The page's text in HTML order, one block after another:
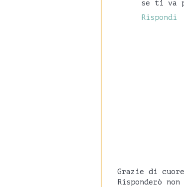
se ti va
Rispondi
Grazie di
Risponderò